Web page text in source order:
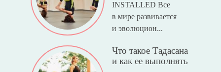
INSTALLED Все
в мире развивается
и эволюцион...
Что такое Тадасана
и как ее выполнять